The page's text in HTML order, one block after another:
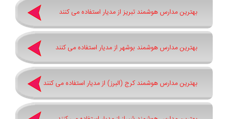
بهترین مدارس هوشمند تبریز از مدیار استفاده می کنند
بهترین مدارس هوشمند بوشهر از مدیار استفاده می کنند
بهترین مدارس هوشمند کرج (البرز) از مدیار استفاده می کنند